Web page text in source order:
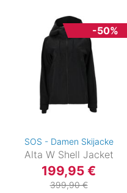
-50%
SOS - Damen Skijacke
Alta W Shell Jacket
199,95 €
399,90 €